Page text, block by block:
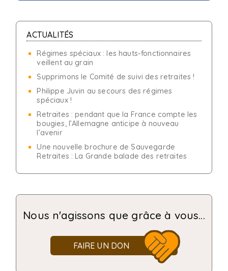
ACTUALITÉS
Régimes spéciaux : les hauts-fonctionnaires
veillent au grain
Supprimons le Comité de suivi des retraites !
Philippe Juvin au secours des régimes
spéciaux !
Retraites : pendant que la France compte les
bougies, l’Allemagne anticipe à nouveau
l’avenir
Une nouvelle brochure de Sauvegarde
Retraites : La Grande balade des retraites
Nous n'agissons que grâce à vous...
FAIRE UN DON